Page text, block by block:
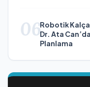
06Robotik
Dr. Ata
Planlama